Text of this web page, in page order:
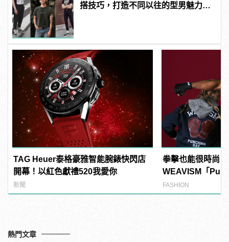
搭技巧，打造不同以往的型男魅力！
TAG Heuer泰格豪雅智能腕錶快閃店
開幕！以紅色獻禮520我愛你
新聞
拳擊也能很時尚！
WEAVISM「
列掌握潮流主導拳
FASHION
熱門文章